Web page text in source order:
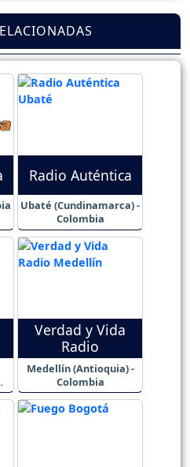
Radio Auténtica
Ubaté (Cundinamarca) -
Colombia
Verdad y Vida
Radio
Medellín (Antioquia) -
Colombia